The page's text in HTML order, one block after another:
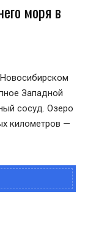
моря в
Западной
сосуд. Озеро
километров —